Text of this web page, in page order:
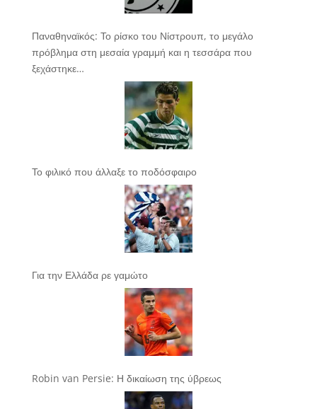
Παναθηναϊκός: Το ρίσκο του Νίστρουπ, το μεγάλο
πρόβλημα στη μεσαία γραμμή και η τεσσάρα που
ξεχάστηκε…
Το φιλικό που άλλαξε το ποδόσφαιρο
Για την Ελλάδα ρε γαμώτο
Robin van Persie: Η δικαίωση της ύβρεως